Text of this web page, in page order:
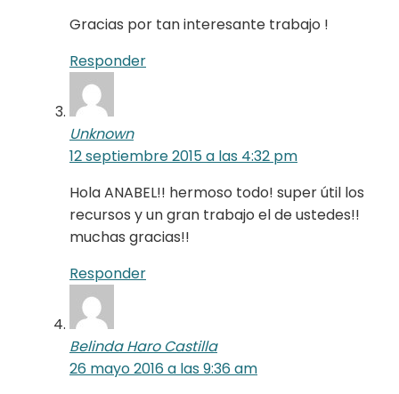
Gracias por tan interesante trabajo !
Responder
Unknown
12 septiembre 2015 a las 4:32 pm
Hola ANABEL!! hermoso todo! super útil los
recursos y un gran trabajo el de ustedes!!
muchas gracias!!
Responder
Belinda Haro Castilla
26 mayo 2016 a las 9:36 am